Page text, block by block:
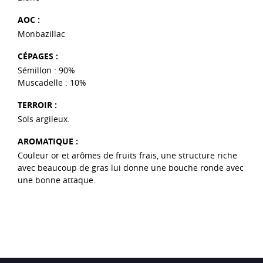
AOC :
Monbazillac
CÉPAGES :
Sémillon : 90%
Muscadelle : 10%
TERROIR :
Sols argileux.
AROMATIQUE :
Couleur or et arômes de fruits frais, une structure riche
avec beaucoup de gras lui donne une bouche ronde avec
une bonne attaque.